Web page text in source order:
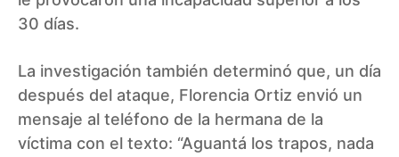
30 días.
La investigación también determinó que, un día
después del ataque, Florencia Ortiz envió un
mensaje al teléfono de la hermana de la
víctima con el texto: “Aguantá los trapos, nada